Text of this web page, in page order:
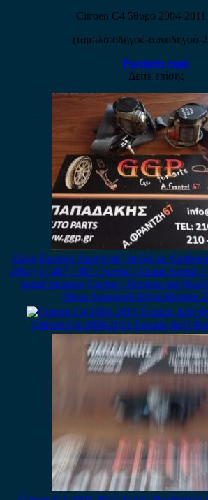
Citroen C4 5θυρο 2004-2011
(ταμπλό-οδηγού-συνοδηγού-
Ρωτήστε τιμή
Δείτε επίσης
Ζώνη Εμπρός Αριστερή / Δεξιά με
206 (+) / 407 / 307 / Scenic / Grand Scenic
grand picasso) Cactus / Aircross και
Πίσω Αριστερή/Δεξια Megane
Citroen C4 2004-2011 Εμπρός Δεξί